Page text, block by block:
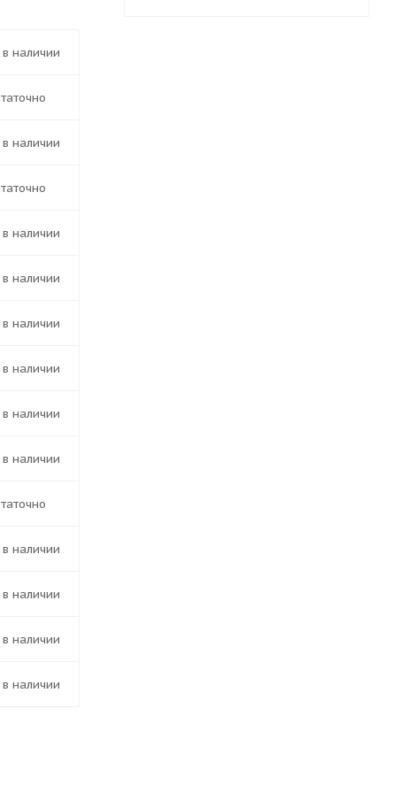
в наличии
в наличии
в наличии
в наличии
в наличии
в наличии
в наличии
в наличии
в наличии
в наличии
в наличии
в наличии